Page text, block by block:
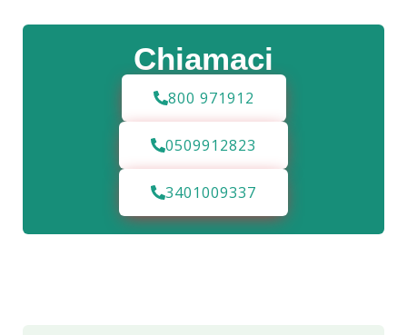
Chiamaci
800 971912
0509912823
3401009337